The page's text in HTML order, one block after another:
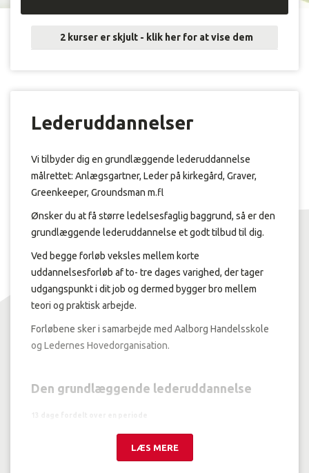
2 kurser er skjult - klik her for at vise dem
Lederuddannelser
Vi tilbyder dig en grundlæggende lederuddannelse
målrettet: Anlægsgartner, Leder på kirkegård, Graver,
Greenkeeper, Groundsman m.fl
Ønsker du at få større ledelsesfaglig baggrund, så er den
grundlæggende lederuddannelse et godt tilbud til dig.
Ved begge forløb veksles mellem korte
uddannelsesforløb af to- tre dages varighed, der tager
udgangspunkt i dit job og dermed bygger bro mellem
teori og praktisk arbejde.
Forløbene sker i samarbejde med Aalborg Handelsskole
og Ledernes Hovedorganisation.
Den grundlæggende lederuddannelse
Uddannelsen er målrettet såvel erfarne som nye ledere,
der ikke har en lang teoretisk uddannelsesbaggrund og
LÆS MERE